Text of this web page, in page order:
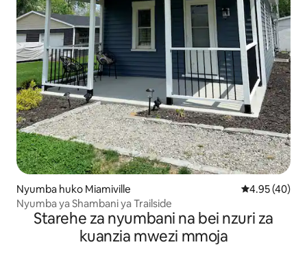
Nyumba huko Miamiville Ukadiriaji wa
4.95 (40)
Nyumba ya Shambani ya Trailside
Starehe za nyumbani na bei nzuri za
kuanzia mwezi mmoja